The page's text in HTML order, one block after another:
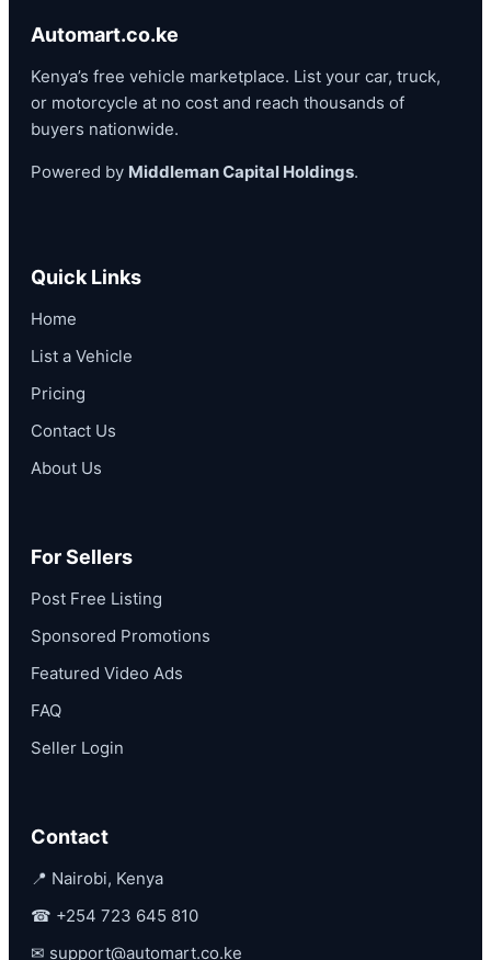
Automart.co.ke
Kenya’s free vehicle marketplace. List your car, truck,
or motorcycle at no cost and reach thousands of
buyers nationwide.
Powered by Middleman Capital Holdings.
Quick Links
Home
List a Vehicle
Pricing
Contact Us
About Us
For Sellers
Post Free Listing
Sponsored Promotions
Featured Video Ads
FAQ
Seller Login
Contact
📍 Nairobi, Kenya
☎ +254 723 645 810
✉ support@automart.co.ke